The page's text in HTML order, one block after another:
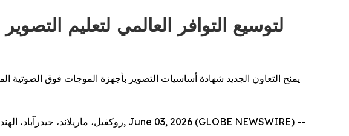
يمنح التعاون الجديد شهادة أساسيات التصوير بأجهزة الموجات فوق الصوتية
روكفيل، ماريلاند، حيدرآباد، الهند, June 03, 2026 (GLOBE NEWSWIRE) --